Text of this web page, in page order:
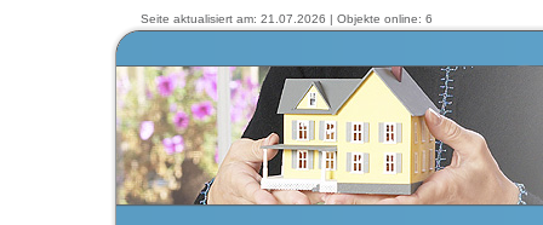
Seite aktualisiert am: 21.07.2026 | Objekte online: 6